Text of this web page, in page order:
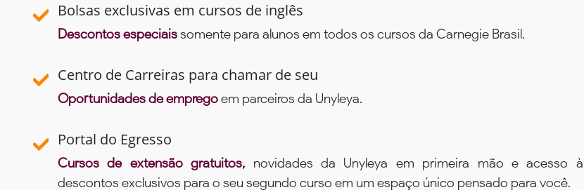
Bolsas exclusivas em cursos de inglês
Descontos especiaissomente para alunos em todos os cursos da Carnegie Brasil.
Centro de Carreiras para chamar de seu
Oportunidades de empregoem parceiros da Unyleya.
Portal do Egresso
Cursos de extensão gratuitos, novidades da Unyleya em primeira mão e acesso à
descontos exclusivos para o seu segundo curso em um espaço único pensado para você.